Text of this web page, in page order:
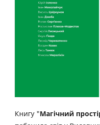
Книгу "Магічний